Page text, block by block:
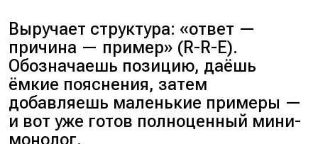
Выручает структура: «ответ —
причина — пример» (R-R-E).
Обозначаешь позицию, даёшь
ёмкие пояснения, затем
добавляешь маленькие примеры —
и вот уже готов полноценный мини-
монолог.